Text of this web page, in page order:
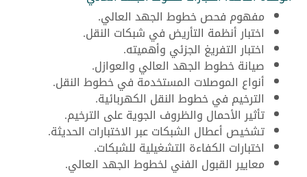
مفهوم فحص خطوط الجهد العالي.
اختبار أنظمة التأريض في شبكات النقل.
اختبار التفريغ الجزئي وأهميته.
صيانة خطوط الجهد العالي والعوازل.
أنواع الموصلات المستخدمة في خطوط النقل.
الترخيم في خطوط النقل الكهربائية.
تأثير الأحمال والظروف الجوية على الترخيم.
تشخيص أعطال الشبكات عبر الاختبارات الحديثة.
اختبارات الكفاءة التشغيلية للشبكات.
معايير القبول الفني لخطوط الجهد العالي.